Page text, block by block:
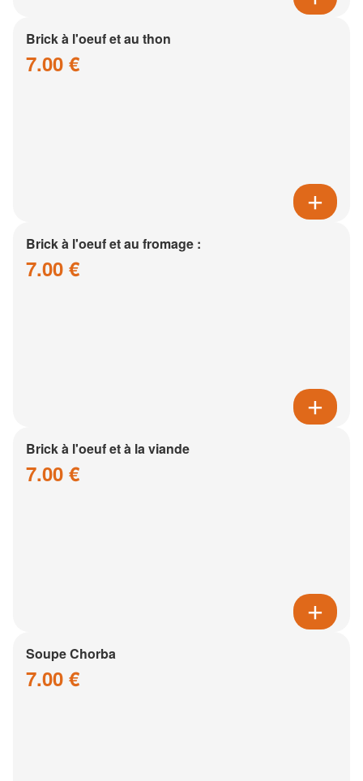
Brick à l'oeuf et au thon
7.00 €
Brick à l'oeuf et au fromage :
7.00 €
Brick à l'oeuf et à la viande
7.00 €
Soupe Chorba
7.00 €